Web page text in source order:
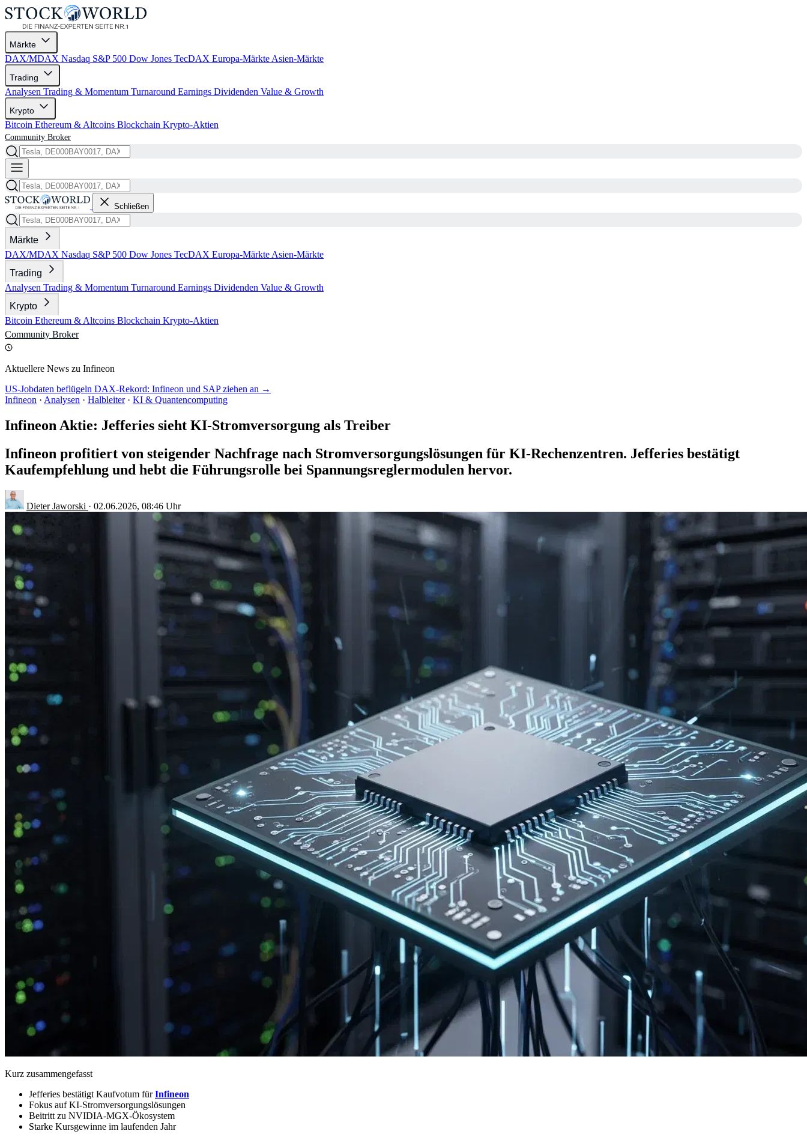
Märkte
DAX/MDAX Nasdaq S&P 500 Dow Jones TecDAX Europa-Märkte Asien-Märkte
Trading
Analysen Trading & Momentum Turnaround Earnings Dividenden Value & Growth
Krypto
Bitcoin Ethereum & Altcoins Blockchain Krypto-Aktien
Community Broker
Schließen
Märkte
DAX/MDAX Nasdaq S&P 500 Dow Jones TecDAX Europa-Märkte Asien-Märkte
Trading
Analysen Trading & Momentum Turnaround Earnings Dividenden Value & Growth
Krypto
Bitcoin Ethereum & Altcoins Blockchain Krypto-Aktien
Community Broker
Aktuellere News zu Infineon
US-Jobdaten beflügeln DAX-Rekord: Infineon und SAP ziehen an →
Infineon · Analysen · Halbleiter · KI & Quantencomputing
Infineon Aktie: Jefferies sieht KI-Stromversorgung als Treiber
Infineon profitiert von steigender Nachfrage nach Stromversorgungslösungen für KI-Rechenzentren. Jefferies bestätigt
Kaufempfehlung und hebt die Führungsrolle bei Spannungsreglermodulen hervor.
Dieter Jaworski · 02.06.2026, 08:46 Uhr
Kurz zusammengefasst
Jefferies bestätigt Kaufvotum fürInfineon
Fokus auf KI-Stromversorgungslösungen
Beitritt zu NVIDIA-MGX-Ökosystem
Starke Kursgewinne im laufenden Jahr